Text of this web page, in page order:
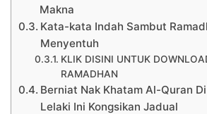
Makna
Kata-kata Indah Sambut
Menyentuh
KLIK DISINI UNTUK
RAMADHAN
Berniat Nak Khatam Al-Quran
Lelaki Ini Kongsikan Jadual